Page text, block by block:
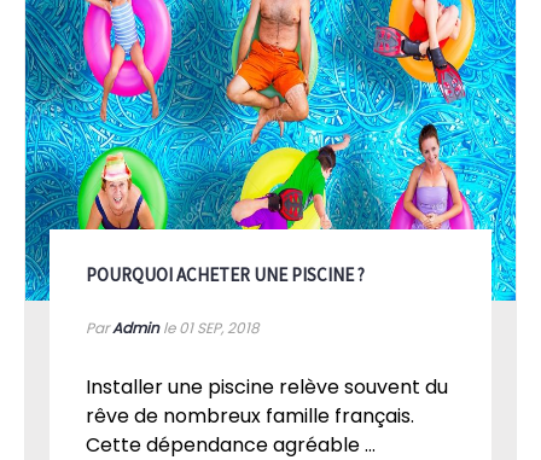
POURQUOI ACHETER UNE PISCINE ?
ParAdminle 01SEP, 2018
Installer une piscine relève souvent du
rêve de nombreux famille français.
Cette dépendance agréable ...